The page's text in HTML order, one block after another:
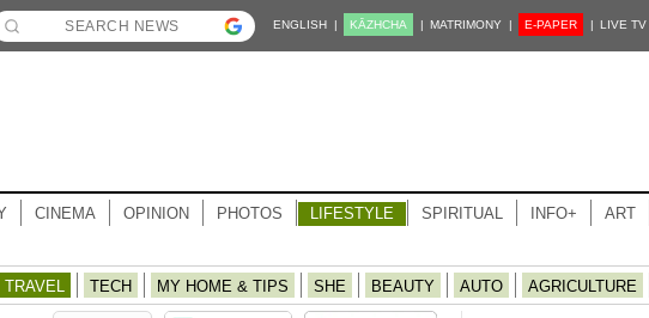
ENGLISH | KĀZHCHA | MATRIMONY | E-PAPER | LIVE TV
CINEMA OPINION PHOTOS LIFESTYLE SPIRITUAL INFO+ ART
TRAVEL TECH MY HOME & TIPS SHE BEAUTY AUTO AGRICULTURE